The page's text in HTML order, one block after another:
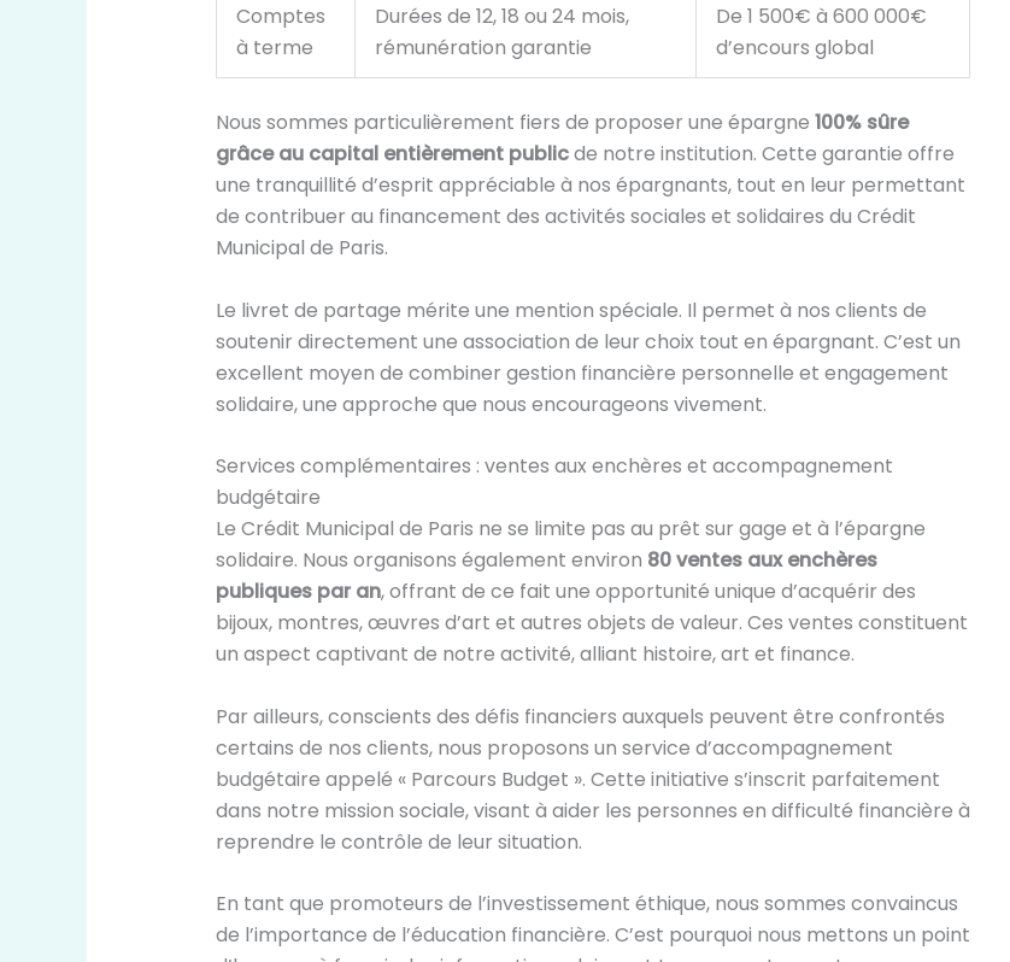
Comptes
à terme
Durées de 12, 18 ou 24 mois,
rémunération garantie
De 1 500€ à 600 000€
d’encours global
Nous sommes particulièrement fiers de proposer une épargne 100% sûre
grâce au capital entièrement publicde notre institution. Cette garantie offre
une tranquillité d’esprit appréciable à nos épargnants, tout en leur permettant
de contribuer au financement des activités sociales et solidaires du Crédit
Municipal de Paris.
Le livret de partage mérite une mention spéciale. Il permet à nos clients de
soutenir directement une association de leur choix tout en épargnant. C’est un
excellent moyen de combiner gestion financière personnelle et engagement
solidaire, une approche que nous encourageons vivement.
Services complémentaires : ventes aux enchères et accompagnement
budgétaire
Le Crédit Municipal de Paris ne se limite pas au prêt sur gage et à l’épargne
solidaire. Nous organisons également environ 80 ventes aux enchères
publiques par an, offrant de ce fait une opportunité unique d’acquérir des
bijoux, montres, œuvres d’art et autres objets de valeur. Ces ventes constituent
un aspect captivant de notre activité, alliant histoire, art et finance.
Par ailleurs, conscients des défis financiers auxquels peuvent être confrontés
certains de nos clients, nous proposons un service d’accompagnement
budgétaire appelé « Parcours Budget ». Cette initiative s’inscrit parfaitement
dans notre mission sociale, visant à aider les personnes en difficulté financière à
reprendre le contrôle de leur situation.
En tant que promoteurs de l’investissement éthique, nous sommes convaincus
de l’importance de l’éducation financière. C’est pourquoi nous mettons un point